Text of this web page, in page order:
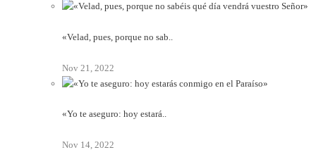
«Velad, pues, porque no sab..
Nov 21, 2022
«Yo te aseguro: hoy estará..
Nov 14, 2022